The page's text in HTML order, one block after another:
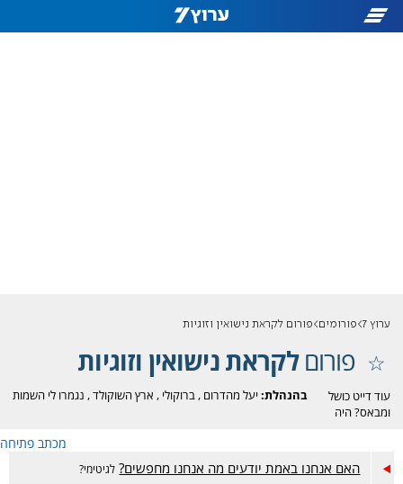
ערוץ 7 פורומים פורום לקראת נישואין וזוגיות
פורוםלקראת נישואין וזוגיות
בהנהלת: יעל מהדרום ,ברוקולי , ארץ השוקולד, נגמרו לי השמות
עוד דייט כושל
ומבאס? היה
טוב? זה המקום.
מכתב פתיחה
האם אנחנו באמת יודעים מה אנחנו מחפשים? לגיטימי?